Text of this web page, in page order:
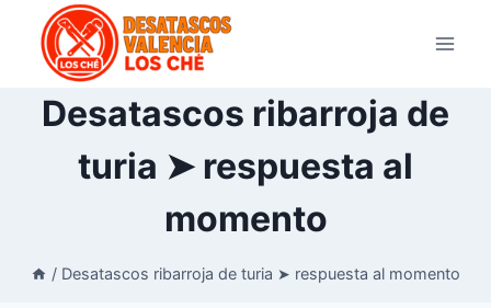
Saltar
contenido
Desatascos ribarroja de
turia ➤ respuesta al
momento
/ Desatascos ribarroja de turia ➤ respuesta al momento